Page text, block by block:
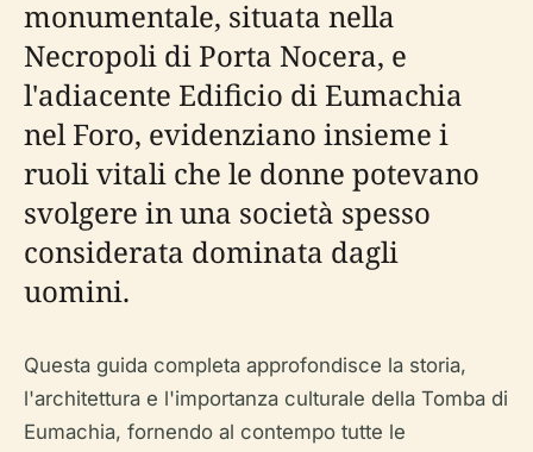
monumentale, situata nella
Necropoli di Porta Nocera, e
l'adiacente Edificio di Eumachia
nel Foro, evidenziano insieme i
ruoli vitali che le donne potevano
svolgere in una società spesso
considerata dominata dagli
uomini.
Questa guida completa approfondisce la storia,
l'architettura e l'importanza culturale della Tomba di
Eumachia, fornendo al contempo tutte le